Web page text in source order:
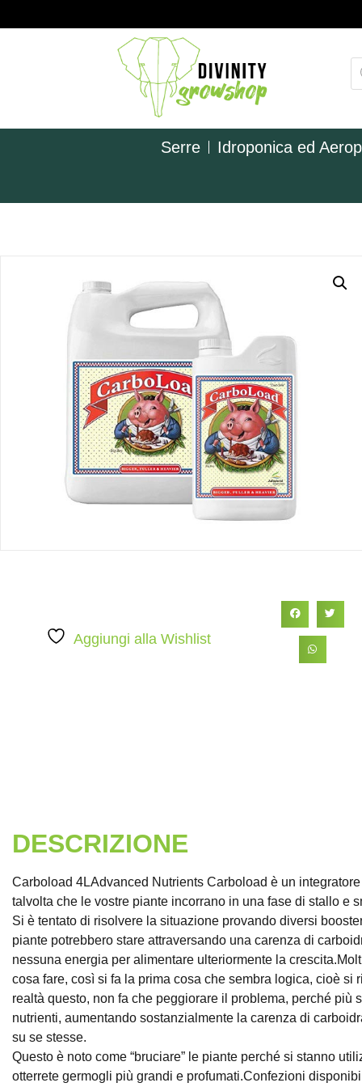
Serre Idroponica ed
Aggiungi alla Wishlist
DESCRIZIONE
Carboload 4LAdvanced Nutrients Carboload è un
talvolta che le vostre piante incorrano in una fase di stallo e
Si è tentato di risolvere la situazione provando diversi
piante potrebbero stare attraversando una carenza di
nessuna energia per alimentare ulteriormente la
cosa fare, così si fa la prima cosa che sembra logica, cioè
realtà questo, non fa che peggiorare il problema, perché
nutrienti, aumentando sostanzialmente la carenza di
su se stesse.
Questo è noto come “bruciare” le piante perché si stanno
otterrete germogli più grandi e profumati.Confezioni